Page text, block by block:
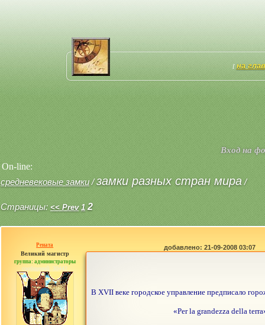
[ на
Вход на
On-line:
средневековые замки/замки разных стран мира /
Страницы:<< Prev 1 2
Рената
Великий магистр
группа: администраторы
сообщений: 30442
добавлено: 21-09-2008 03:07
В XVII веке городское управление предписало
«Per la grandezza della